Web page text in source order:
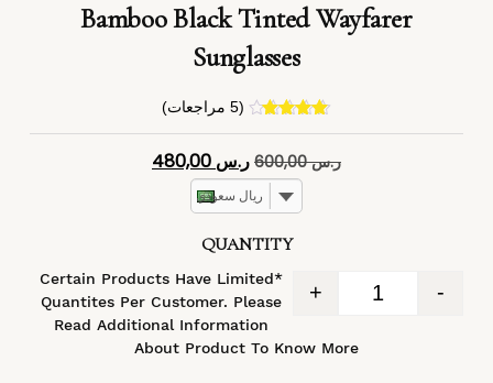
Bamboo Black Tinted Wayfarer
Sunglasses
تم التقييم
5 بناءً على
تقييم
4
عملاء
(
5 مراجعات)
ر.س600,00 ر.س
ريال سعودي
QUANTITY
-
+
*Certain Products Have Limited
Quantites Per Customer. Please
Read Additional Information
About Product To Know More